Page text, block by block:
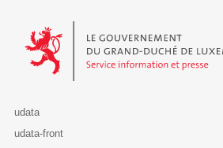
Le Gouvernement du Grand-Duché de
udata
udata-front